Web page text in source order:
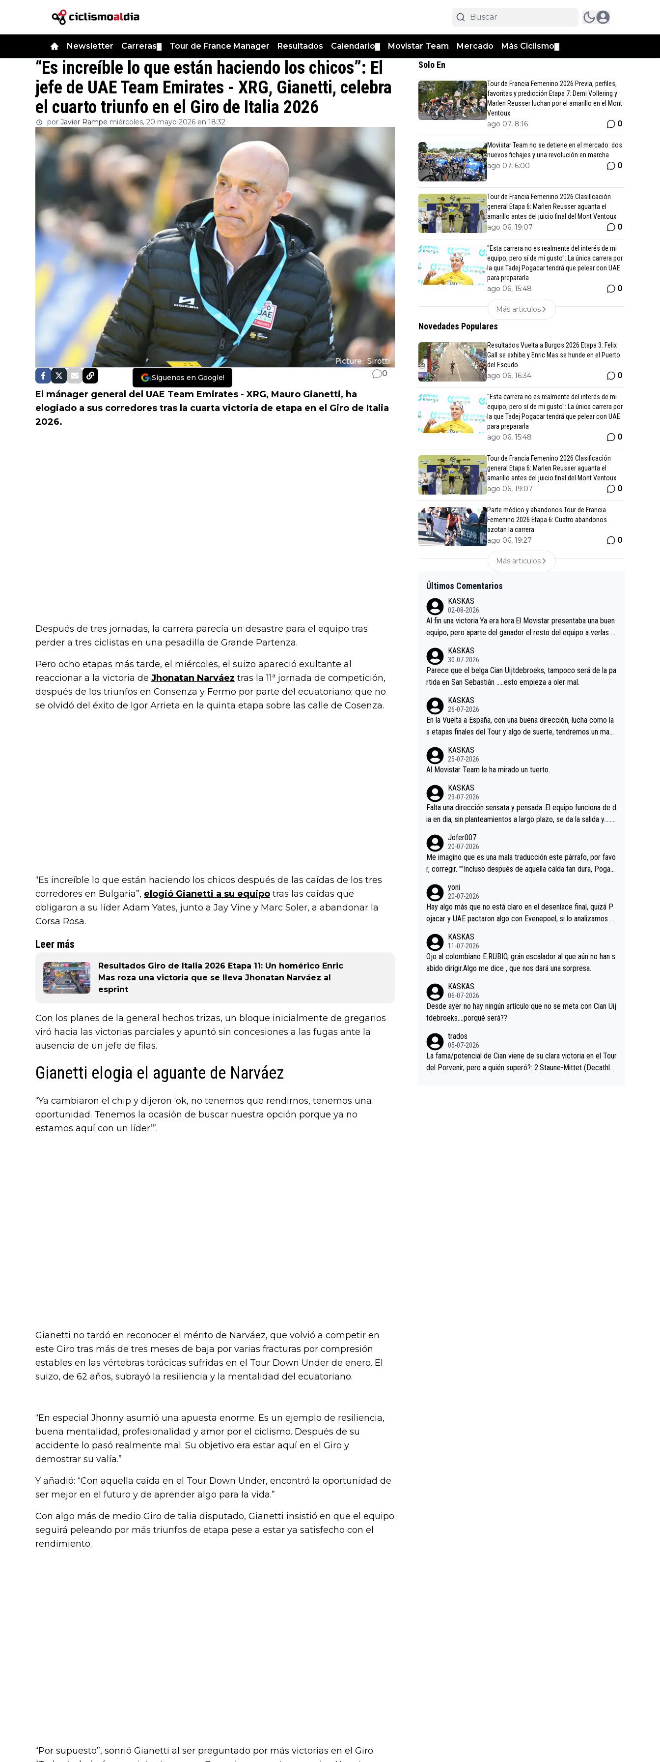
Newsletter Carreras Tour de France Manager Resultados Calendario Movistar Team Mercado Más Ciclismo
“Es increíble lo que están haciendo los chicos”: El
jefe de UAE Team Emirates - XRG, Gianetti, celebra
el cuarto triunfo en el Giro de Italia 2026
por Javier Rampe miércoles, 20 mayo 2026 en 18:32
¡Síguenos en Google! 0
El mánager general del UAE Team Emirates - XRG, Mauro Gianetti, ha
elogiado a sus corredores tras la cuarta victoria de etapa en el Giro de Italia
2026.
Después de tres jornadas, la carrera parecía un desastre para el equipo tras
perder a tres ciclistas en una pesadilla de Grande Partenza.
Pero ocho etapas más tarde, el miércoles, el suizo apareció exultante al
reaccionar a la victoria de Jhonatan Narváez tras la 11ª jornada de competición,
después de los triunfos en Consenza y Fermo por parte del ecuatoriano; que no
se olvidó del éxito de Igor Arrieta en la quinta etapa sobre las calle de Cosenza.
“Es increíble lo que están haciendo los chicos después de las caídas de los tres
corredores en Bulgaria”, elogió Gianetti a su equipo tras las caídas que
obligaron a su líder Adam Yates, junto a Jay Vine y Marc Soler, a abandonar la
Corsa Rosa.
Leer más
Resultados Giro de Italia 2026 Etapa 11: Un homérico Enric
Mas roza una victoria que se lleva Jhonatan Narváez al
esprint
Con los planes de la general hechos trizas, un bloque inicialmente de gregarios
viró hacia las victorias parciales y apuntó sin concesiones a las fugas ante la
ausencia de un jefe de filas.
Gianetti elogia el aguante de Narváez
“Ya cambiaron el chip y dijeron ‘ok, no tenemos que rendirnos, tenemos una
oportunidad. Tenemos la ocasión de buscar nuestra opción porque ya no
estamos aquí con un líder’”.
Gianetti no tardó en reconocer el mérito de Narváez, que volvió a competir en
este Giro tras más de tres meses de baja por varias fracturas por compresión
estables en las vértebras torácicas sufridas en el Tour Down Under de enero. El
suizo, de 62 años, subrayó la resiliencia y la mentalidad del ecuatoriano.
“En especial Jhonny asumió una apuesta enorme. Es un ejemplo de resiliencia,
buena mentalidad, profesionalidad y amor por el ciclismo. Después de su
accidente lo pasó realmente mal. Su objetivo era estar aquí en el Giro y
demostrar su valía.”
Y añadió: “Con aquella caída en el Tour Down Under, encontró la oportunidad de
ser mejor en el futuro y de aprender algo para la vida.”
Con algo más de medio Giro de talia disputado, Gianetti insistió en que el equipo
seguirá peleando por más triunfos de etapa pese a estar ya satisfecho con el
rendimiento.
“Por supuesto”, sonrió Gianetti al ser preguntado por más victorias en el Giro.
Solo En
Tour de Francia Femenino 2026 Previa, perfiles,
favoritas y predicción Etapa 7: Demi Vollering y
Marlen Reusser luchan por el amarillo en el Mont
Ventoux
ago 07, 8:16 0
Movistar Team no se detiene en el mercado: dos
nuevos fichajes y una revolución en marcha
ago 07, 6:00 0
Tour de Francia Femenino 2026 Clasificación
general Etapa 6: Marlen Reusser aguanta el
amarillo antes del juicio final del Mont Ventoux
ago 06, 19:07 0
"Esta carrera no es realmente del interés de mi
equipo, pero sí de mi gusto": La única carrera por
la que Tadej Pogacar tendrá que pelear con UAE
para prepararla
ago 06, 15:48 0
Más articulos
Novedades Populares
Resultados Vuelta a Burgos 2026 Etapa 3: Felix
Gall se exhibe y Enric Mas se hunde en el Puerto
del Escudo
ago 06, 16:34 0
"Esta carrera no es realmente del interés de mi
equipo, pero sí de mi gusto": La única carrera por
la que Tadej Pogacar tendrá que pelear con UAE
para prepararla
ago 06, 15:48 0
Tour de Francia Femenino 2026 Clasificación
general Etapa 6: Marlen Reusser aguanta el
amarillo antes del juicio final del Mont Ventoux
ago 06, 19:07 0
Parte médico y abandonos Tour de Francia
Femenino 2026 Etapa 6: Cuatro abandonos
azotan la carrera
ago 06, 19:27 0
Más articulos
Últimos Comentarios
KASKAS
02-08-2026
Al fin una victoria.Ya era hora.El Movistar presentaba una buen
equipo, pero aparte del ganador el resto del equipo a verlas v
es.La única buena noticia es la mejoría de Enric Más en San S
ebastian.Si en la Vuelta a Burgos sigue la mejoría, podríamos t
ener alguna sorpresa en la Vuelta.Ojalá.
KASKAS
30-07-2026
Parece que el belga Cian Uijtdebroeks, tampoco será de la pa
rtida en San Sebastián …..esto empieza a oler mal.
KASKAS
26-07-2026
En la Vuelta a España, con una buena dirección, lucha como la
s etapas finales del Tour y algo de suerte, tendremos un magn
KASKAS
25-07-2026
Al Movistar Team le ha mirado un tuerto.
KASKAS
23-07-2026
Falta una dirección sensata y pensada..El equipo funciona de d
ia en dia, sin planteamientos a largo plazo, se da la salida y…..v
a, Minguez, Velez etc etc.Me da pena vivir estos momentos t
an tristes sin victorias.
Jofer007
20-07-2026
Me imagino que es una mala traducción este párrafo, por favo
r, corregir. ""Incluso después de aquella caída tan dura, Pogac
rd permaneció pegado a su rueda. Parecía increíble la forma
en la que era capaz de controlar el miedo", recordó."
yoni
20-07-2026
Hay algo más que no está claro en el desenlace final, quizá P
ojacar y UAE pactaron algo con Evenepoel, si lo analizamos P
casi sin pedalear, luego está el saludo con Evenepoel dándose
la mano de una manera muy fraternal, más allá de los típicos t
oques en el hombro con que saludaba a Vingegard. Ahí hubo u
o aprieta, a ver si por querer poner a Del Toro con calzador e
n posición de podio UAE y Pojacar se van complicar el tour.
KASKAS
11-07-2026
Ojo al colombiano E.RUBIO, grán escalador al que aún no han s
abido dirigir.Algo me dice , que nos dará una sorpresa.
KASKAS
06-07-2026
Desde ayer no hay ningún artículo que no se meta con Cian Uij
tdebroeks….porqué será??
trados
05-07-2026
La fama/potencial de Cian viene de su clara victoria en el Tour
del Porvenir, pero a quién superó?: 2.Staune-Mittet (Decathlo